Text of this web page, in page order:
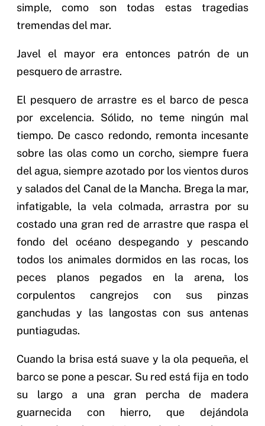
simple, como son todas estas tragedias
tremendas del mar.
Javel el mayor era entonces patrón de un
pesquero de arrastre.
El pesquero de arrastre es el barco de pesca
por excelencia. Sólido, no teme ningún mal
tiempo. De casco redondo, remonta incesante
sobre las olas como un corcho, siempre fuera
del agua, siempre azotado por los vientos duros
y salados del Canal de la Mancha. Brega la mar,
infatigable, la vela colmada, arrastra por su
costado una gran red de arrastre que raspa el
fondo del océano despegando y pescando
todos los animales dormidos en las rocas, los
peces planos pegados en la arena, los
corpulentos cangrejos con sus pinzas
ganchudas y las langostas con sus antenas
puntiagudas.
Cuando la brisa está suave y la ola pequeña, el
barco se pone a pescar. Su red está fija en todo
su largo a una gran percha de madera
guarnecida con hierro, que dejándola